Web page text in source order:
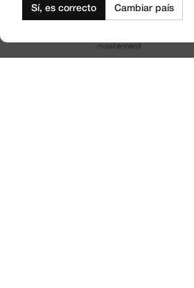
Sí, es correcto
Cambiar país